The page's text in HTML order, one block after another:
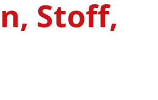
Stoff,